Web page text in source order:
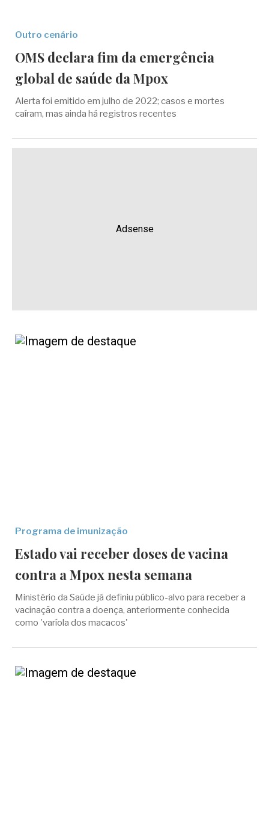
Outro cenário
OMS declara fim da emergência
global de saúde da Mpox
Alerta foi emitido em julho de 2022; casos e mortes
caíram, mas ainda há registros recentes
Adsense
Programa de imunização
Estado vai receber doses de vacina
contra a Mpox nesta semana
Ministério da Saúde já definiu público-alvo para receber a
vacinação contra a doença, anteriormente conhecida
como 'varíola dos macacos'